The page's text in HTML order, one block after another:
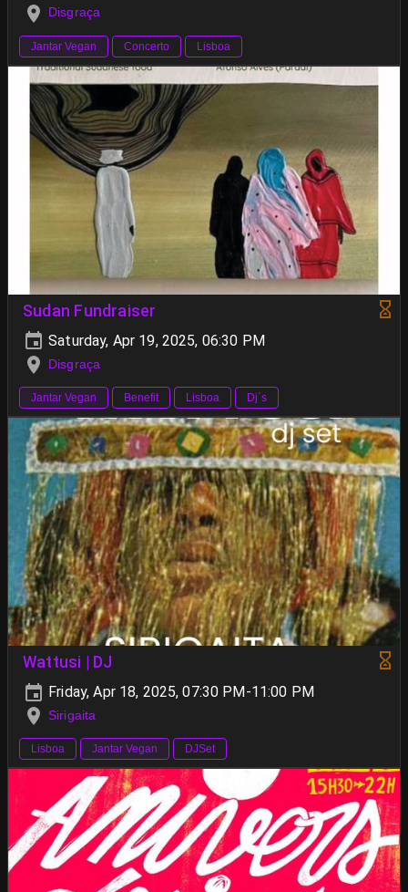
Disgraça
Jantar Vegan Concerto Lisboa
Sudan Fundraiser
Saturday, Apr 19, 2025, 06:30 PM
Disgraça
Jantar Vegan Benefit Lisboa Dj´s
Wattusi | DJ
Friday, Apr 18, 2025, 07:30 PM-11:00 PM
Sirigaita
Lisboa Jantar Vegan DJSet